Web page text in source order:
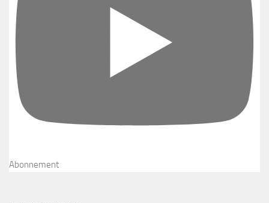
Abonnement